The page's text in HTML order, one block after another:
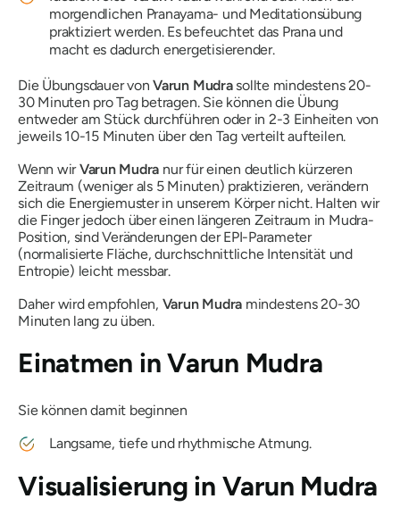
morgendlichen Pranayama- und Meditationsübung
praktiziert werden. Es befeuchtet das Pranaund
macht es dadurch energetisierender.
Die Übungsdauer vonVarun Mudrasollte mindestens 20-
30 Minuten pro Tag betragen. Sie können die Übung
entweder am Stück durchführen oder in 2-3 Einheiten von
jeweils 10-15 Minuten über den Tag verteilt aufteilen.
Wenn wirVarun Mudra nur für einen deutlich kürzeren
Zeitraum (weniger als 5 Minuten) praktizieren, verändern
sich die Energiemuster in unserem Körper nicht. Halten wir
die Finger jedoch über einen längeren Zeitraum in Mudra-
Position, sind Veränderungen der EPI-Parameter
(normalisierte Fläche, durchschnittliche Intensität und
Entropie) leicht messbar.
Daher wird empfohlen, Varun Mudra mindestens 20-30
Minuten lang zu üben.
Einatmen inVarun Mudra
Sie können damit beginnen
Langsame, tiefe und rhythmische Atmung.
Visualisierung in Varun Mudra